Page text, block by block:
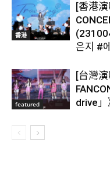
香港
[香港
은지 #
featured
[台灣
drive